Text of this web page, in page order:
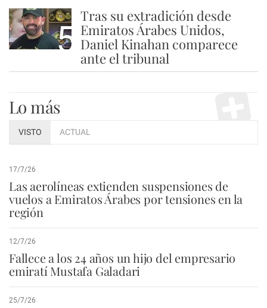
5
Tras su extradición desde
Emiratos Árabes Unidos,
Daniel Kinahan comparece
ante el tribunal
Lo más
VISTO ACTUAL
17/7/26
Las aerolíneas extienden suspensiones de
vuelos a Emiratos Árabes por tensiones en la
región
12/7/26
Fallece a los 24 años un hijo del empresario
emiratí Mustafa Galadari
25/7/26